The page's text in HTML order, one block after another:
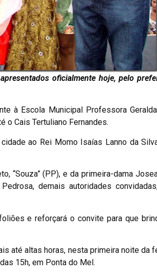
oficialmente hoje, pelo
à Escola Municipal Professora
o Cais Tertuliano Fernandes.
ao Rei Momo Isaías Lanno da
“Souza” (PP), e da primeira-dama
demais autoridades
e reforçará o convite para que
até altas horas, nesta primeira noite da
15h, em Ponta do Mel.